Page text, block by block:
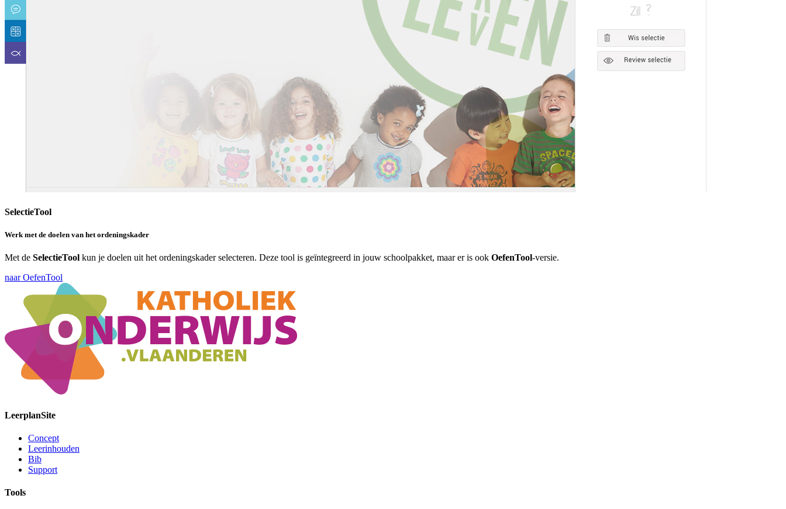
SelectieTool
Werk met de doelen van het ordeningskader
Met de SelectieTool kun je doelen uit het ordeningskader selecteren. Deze tool is geïntegreerd in jouw schoolpakket, maar er is ook OefenTool-versie.
naar OefenTool
LeerplanSite
Concept
Leerinhouden
Bib
Support
Tools